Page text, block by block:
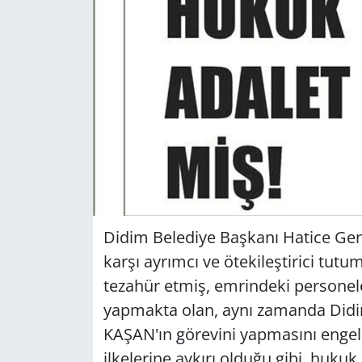
Didim Belediye Başkanı Hatice
karşı ayrımcı ve ötekileştirici
tezahür etmiş, emrindeki
yapmakta olan, aynı zamanda
KAŞAN'ın görevini yapmasını
RESMİ İLANLAR